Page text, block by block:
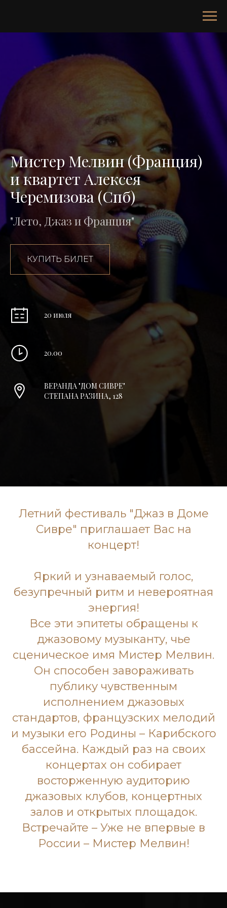
Мистер Мелвин (Франция)
и квартет Алексея
Черемизова (Спб)
"Лето, Джаз и Франция"
КУПИТЬ БИЛЕТ
20 июля
20.00
ВЕРАНДА "ДОМ СИВРЕ"
СТЕПАНА РАЗИНА, 128
Летний фестиваль "Джаз в Доме
Сивре" приглашает Вас на
концерт!
Яркий и узнаваемый голос,
безупречный ритм и невероятная
энергия!
Все эти эпитеты обращены к
джазовому музыканту, чье
сценическое имя Мистер Мелвин.
Он способен завораживать
публику чувственным
исполнением джазовых
стандартов, французских мелодий
и музыки его Родины – Карибского
бассейна. Каждый раз на своих
концертах он собирает
восторженную аудиторию
джазовых клубов, концертных
залов и открытых площадок.
Встречайте – Уже не впервые в
России – Мистер Мелвин!